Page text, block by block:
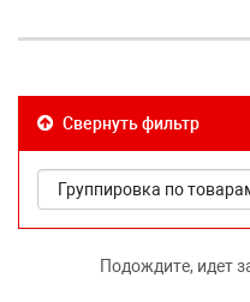
Свернуть фильтр
Подождите, идет